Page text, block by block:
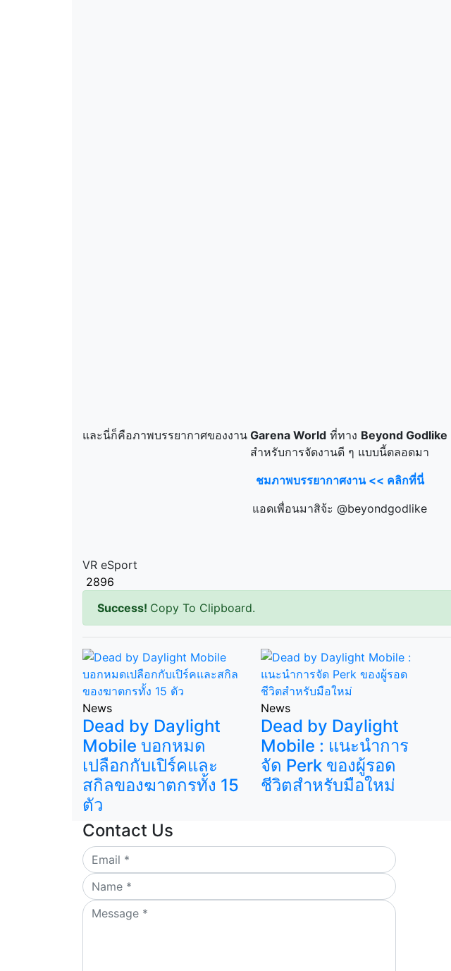
และนี่ก็คือภาพบรรยากาศของงาน Garena World ที่ทาง Beyond Godlike
สำหรับการจัดงานดี ๆ แบบนี้ตลอดมา
ชมภาพบรรยากาศงาน << คลิกที่นี่
แอดเพื่อนมาสิจ้ะ @beyondgodlike
VR eSport
2896
Success! Copy To Clipboard.
News
Dead by Daylight
Mobile บอกหมด
เปลือกกับเปิร์คและ
สกิลของฆาตกรทั้ง 15
ตัว
News
Dead by Daylight
Mobile : แนะนำการ
จัด Perk ของผู้รอด
ชีวิตสำหรับมือใหม่
Contact Us